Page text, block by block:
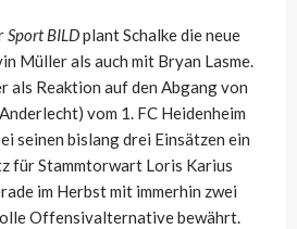
Sport BILDplant Schalke die neue
Müller als auch mit Bryan Lasme.
als Reaktion auf den Abgang von
vom 1. FC Heidenheim
seinen bislang drei Einsätzen ein
für Stammtorwart Loris Karius
im Herbst mit immerhin zwei
Offensivalternative bewährt.